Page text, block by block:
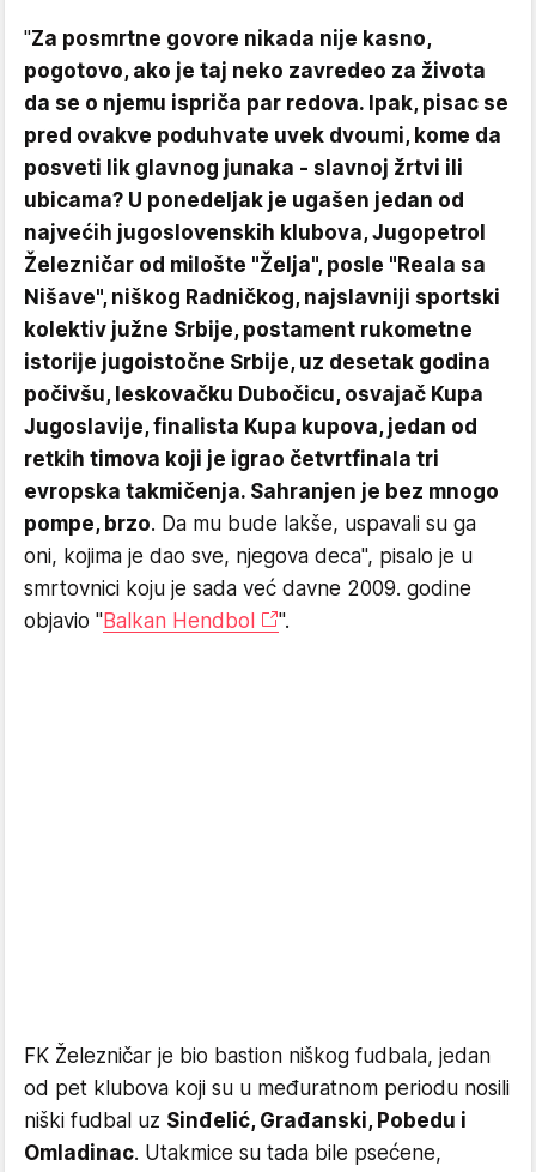
"Za posmrtne govore nikada nije kasno,
pogotovo, ako je taj neko zavredeo za života
da se o njemu ispriča par redova. Ipak, pisac se
pred ovakve poduhvate uvek dvoumi, kome da
posveti lik glavnog junaka - slavnoj žrtvi ili
ubicama? U ponedeljak je ugašen jedan od
najvećih jugoslovenskih klubova, Jugopetrol
Železničar od milošte "Želja", posle "Reala sa
Nišave", niškog Radničkog, najslavniji sportski
kolektiv južne Srbije, postament rukometne
istorije jugoistočne Srbije, uz desetak godina
počivšu, leskovačku Dubočicu, osvajač Kupa
Jugoslavije, finalista Kupa kupova, jedan od
retkih timova koji je igrao četvrtfinala tri
evropska takmičenja. Sahranjen je bez mnogo
pompe, brzo. Da mu bude lakše, uspavali su ga
oni, kojima je dao sve, njegova deca", pisalo je u
smrtovnici koju je sada već davne 2009. godine
objavio "Balkan Hendbol ".
FK Železničar je bio bastion niškog fudbala, jedan
od pet klubova koji su u međuratnom periodu nosili
niški fudbal uz Sinđelić, Građanski, Pobedu i
Omladinac. Utakmice su tada bile psećene,